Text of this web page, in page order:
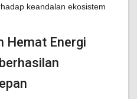
keandalan ekosistem
Hemat Energi